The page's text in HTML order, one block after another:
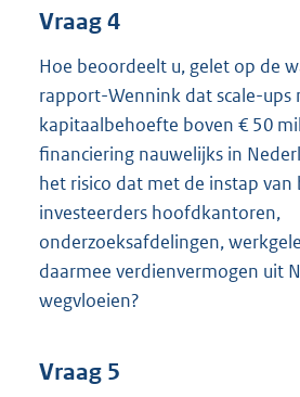
Vraag 4
Hoe beoordeelt u, gelet op de
rapport-Wennink dat scale-ups
kapitaalbehoefte boven € 50
financiering nauwelijks in
het risico dat met de instap van
investeerders hoofdkantoren,
onderzoeksafdelingen,
daarmee verdienvermogen uit
wegvloeien?
Vraag 5